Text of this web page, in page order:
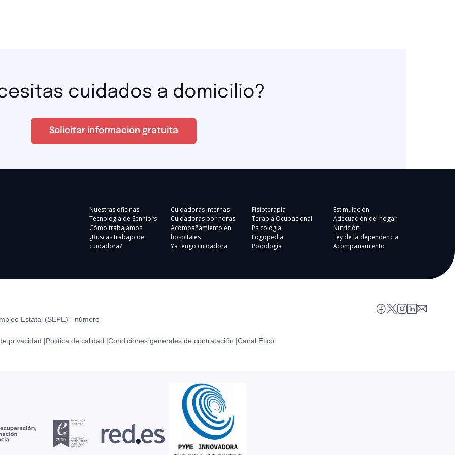
cuidados a domicilio?
Solicitar información gratuita
Nuestras oficinas
Tecnología de Senniors
Cómo trabajamos
¿Buscas trabajo de
cuidadora?
Cuidadoras internas
Cuidadoras por horas
Acompañamiento en
hospitales
Ya tengo cuidadora
Fisioterapia
Terapia Ocupacional
Psicología
Logopedia
Podología
Estimulación
Adecuación del hogar
Nutrición
Ley de la dependencia
Acompañamiento
Estatal (SEPE) - número
privacidad |Política de calidad |Condiciones generales de contratación |Canal Ético